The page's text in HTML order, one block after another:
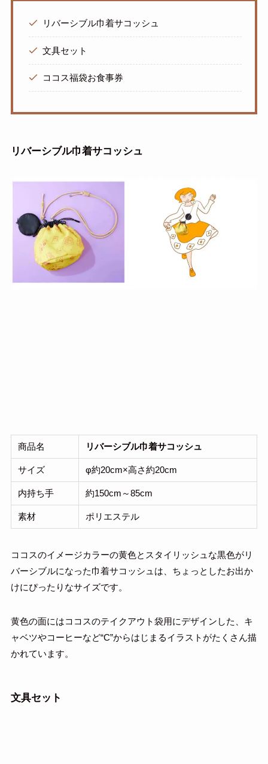
リバーシブル巾着サコッシュ
文具セット
ココス福袋お食事券
リバーシブル巾着サコッシュ
商品名 リバーシブル巾着サコッシュ
サイズ φ約20cm×高さ約20cm
内持ち手 約150cm～85cm
素材 ポリエステル
ココスのイメージカラーの黄色とスタイリッシュな黒色がリ
バーシブルになった巾着サコッシュは、ちょっとしたお出か
けにぴったりなサイズです。
黄色の面にはココスのテイクアウト袋用にデザインした、キ
ャベツやコーヒーなど“C”からはじまるイラストがたくさん描
かれています。
文具セット